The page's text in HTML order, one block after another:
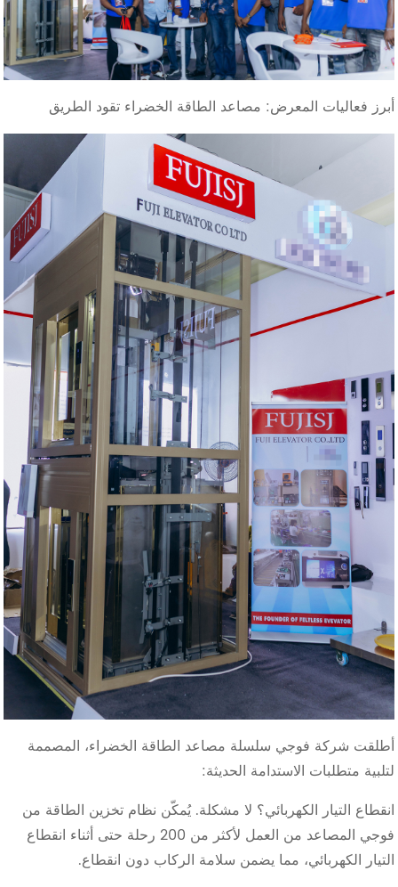
أبرز فعاليات المعرض: مصاعد الطاقة الخضراء تقود الطريق
أطلقت شركة فوجي سلسلة مصاعد الطاقة الخضراء، المصممة
لتلبية متطلبات الاستدامة الحديثة:
انقطاع التيار الكهربائي؟ لا مشكلة. يُمكّن نظام تخزين الطاقة من
فوجي المصاعد من العمل لأكثر من 200 رحلة حتى أثناء انقطاع
التيار الكهربائي، مما يضمن سلامة الركاب دون انقطاع.